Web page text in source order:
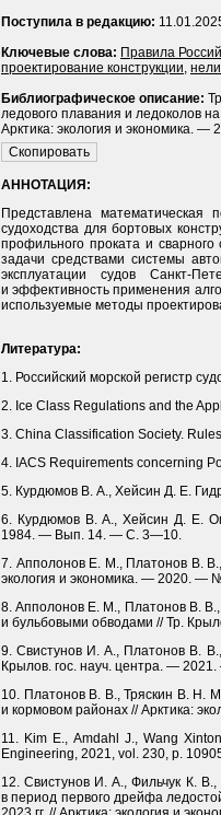
Поступила в редакцию:
Ключевые слова: Правила
проектирование конструкции,
Библиографическое описание:
ледового плавания и ледоколов
Арктика: экология и экономика.
АННОТАЦИЯ:
Представлена математическая
судоходства для бортовых
профильного проката и
задачи средствами системы
эксплуатации судов Санкт-
и эффективность применения
используемые методы
Литература:
1. Российский морской регистр
2. Ice Class Regulations and the
3. China Classification Society.
4. IACS Requirements concerning
5. Курдюмов В. А., Хейсин Д. Е.
6. Курдюмов В. А., Хейсин Д. Е.
1984. — Вып. 14. — С. 3—10.
7. Апполонов Е. М., Платонов В. В.,
экология и экономика. — 2020.
8. Апполонов Е. М., Платонов В. В.,
и бульбовыми обводами // Тр.
9. Свистунов И. А., Платонов В.
Крылов. гос. науч. центра. —
10. Платонов В. В., Тряскин В. Н.
и кормовом районах // Арктика:
11. Kim E., Amdahl J., Wang
Engineering, 2021, vol. 230, p.
12. Свистунов И. А., Фильчук К.
в период первого дрейфа